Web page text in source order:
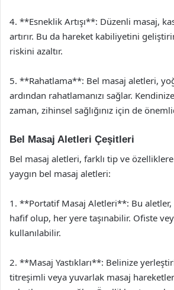
4. **Esneklik Artışı**: Düzenli masaj,
artırır. Bu da hareket kabiliyetini
riskini azaltır.
5. **Rahatlama**: Bel masaj aletleri,
ardından rahatlamanızı sağlar.
zaman, zihinsel sağlığınız için de
Bel Masaj Aletleri Çeşitleri
Bel masaj aletleri, farklı tip ve
yaygın bel masaj aletleri:
1. **Portatif Masaj Aletleri**: Bu
hafif olup, her yere taşınabilir. Ofiste
kullanılabilir.
2. **Masaj Yastıkları**: Belinize
titreşimli veya yuvarlak masaj